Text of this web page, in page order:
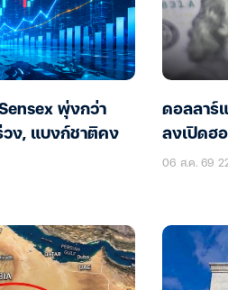
พุ่งกว่า
วง, แบงก์ชาติคง
ดอลลาร์
ลงเปิดฮ
06 ส.ค. 69